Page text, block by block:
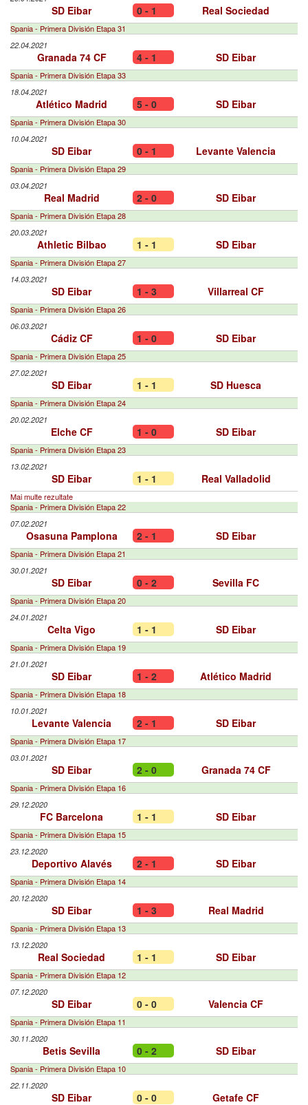
SD Eibar 0 - 1 Real Sociedad
Spania - Primera División Etapa 31
22.04.2021
Granada 74 CF 4 - 1 SD Eibar
Spania - Primera División Etapa 33
18.04.2021
Atlético Madrid 5 - 0 SD Eibar
Spania - Primera División Etapa 30
10.04.2021
SD Eibar 0 - 1 Levante Valencia
Spania - Primera División Etapa 29
03.04.2021
Real Madrid 2 - 0 SD Eibar
Spania - Primera División Etapa 28
20.03.2021
Athletic Bilbao 1 - 1 SD Eibar
Spania - Primera División Etapa 27
14.03.2021
SD Eibar 1 - 3 Villarreal CF
Spania - Primera División Etapa 26
06.03.2021
Cádiz CF 1 - 0 SD Eibar
Spania - Primera División Etapa 25
27.02.2021
SD Eibar 1 - 1 SD Huesca
Spania - Primera División Etapa 24
20.02.2021
Elche CF 1 - 0 SD Eibar
Spania - Primera División Etapa 23
13.02.2021
SD Eibar 1 - 1 Real Valladolid
Mai multe rezultate
Spania - Primera División Etapa 22
07.02.2021
Osasuna Pamplona 2 - 1 SD Eibar
Spania - Primera División Etapa 21
30.01.2021
SD Eibar 0 - 2 Sevilla FC
Spania - Primera División Etapa 20
24.01.2021
Celta Vigo 1 - 1 SD Eibar
Spania - Primera División Etapa 19
21.01.2021
SD Eibar 1 - 2 Atlético Madrid
Spania - Primera División Etapa 18
10.01.2021
Levante Valencia 2 - 1 SD Eibar
Spania - Primera División Etapa 17
03.01.2021
SD Eibar 2 - 0 Granada 74 CF
Spania - Primera División Etapa 16
29.12.2020
FC Barcelona 1 - 1 SD Eibar
Spania - Primera División Etapa 15
23.12.2020
Deportivo Alavés 2 - 1 SD Eibar
Spania - Primera División Etapa 14
20.12.2020
SD Eibar 1 - 3 Real Madrid
Spania - Primera División Etapa 13
13.12.2020
Real Sociedad 1 - 1 SD Eibar
Spania - Primera División Etapa 12
07.12.2020
SD Eibar 0 - 0 Valencia CF
Spania - Primera División Etapa 11
30.11.2020
Betis Sevilla 0 - 2 SD Eibar
Spania - Primera División Etapa 10
22.11.2020
SD Eibar 0 - 0 Getafe CF